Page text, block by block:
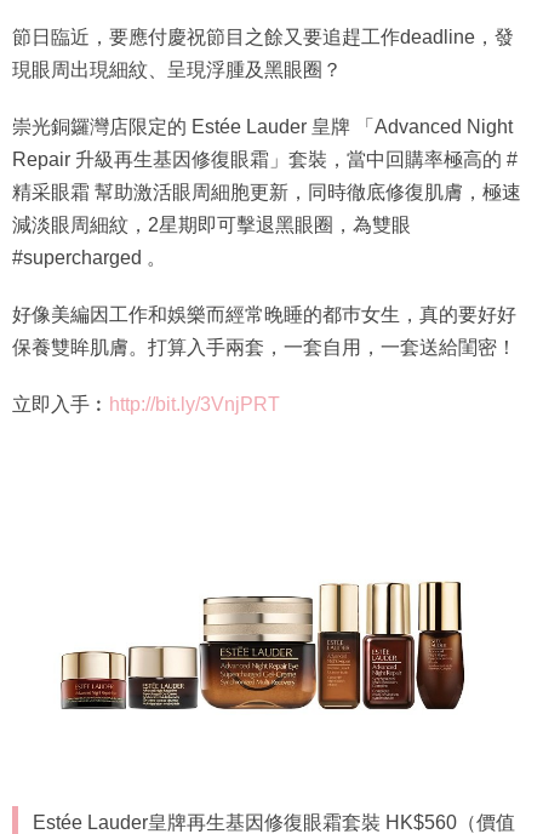
節日臨近，要應付慶祝節目之餘又要追趕工作deadline，發
現眼周出現細紋、呈現浮腫及黑眼圈？
崇光銅鑼灣店限定的 Estée Lauder 皇牌 「Advanced Night
Repair 升級再生基因修復眼霜」套裝，當中回購率極高的 #
精采眼霜 幫助激活眼周細胞更新，同時徹底修復肌膚，極速
減淡眼周細紋，2星期即可擊退黑眼圈，為雙眼
#supercharged 。
好像美編因工作和娛樂而經常晚睡的都巿女生，真的要好好
保養雙眸肌膚。打算入手兩套，一套自用，一套送給閨密！
立即入手︰ http://bit.ly/3VnjPRT
Estée Lauder皇牌再生基因修復眼霜套裝 HK$560（價值